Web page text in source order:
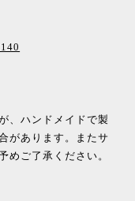
、ハンドメイドで製
があります。またサ
めご了承ください。